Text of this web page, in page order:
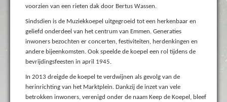
voorzien van een rieten dak door Bertus Wassen.
Sindsdien is de Muziekkoepel uitgegroeid tot een herkenbaar en
geliefd onderdeel van het centrum van Emmen. Generaties
inwoners bezochten er concerten, festiviteiten, herdenkingen en
andere bijeenkomsten. Ook speelde de koepel een rol tijdens de
bevrijdingsfeesten in april 1945.
In 2013 dreigde de koepel te verdwijnen als gevolg van de
herinrichting van het Marktplein. Dankzij de inzet van vele
betrokken inwoners, verenigd onder de naam Keep de Koepel, bleef